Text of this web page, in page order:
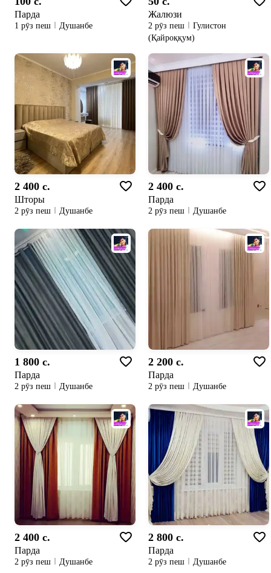
Парда
1 рӯз пеш Душанбе
Жалюзи
2 рӯз пеш
Гулистон
(Қайроққум)
2 400 c.
Шторы
2 рӯз пеш Душанбе
2 400 c.
Парда
2 рӯз пеш Душанбе
1 800 c.
Парда
2 рӯз пеш Душанбе
2 200 c.
Парда
2 рӯз пеш Душанбе
2 400 c.
Парда
2 рӯз пеш Душанбе
2 800 c.
Парда
2 рӯз пеш Душанбе